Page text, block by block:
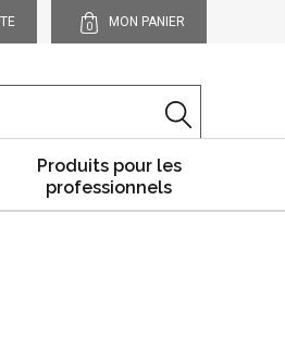
0 MON PANIER
Produits pour les
professionnels